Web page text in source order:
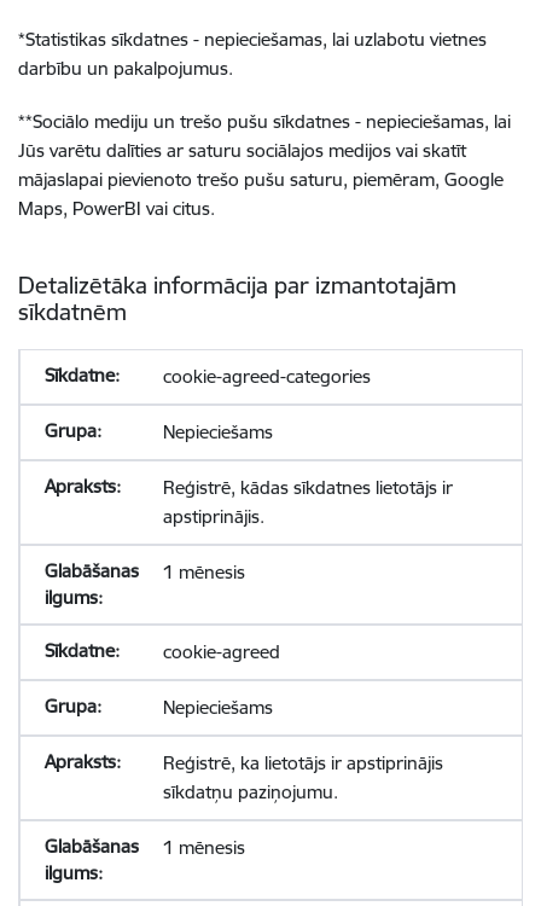
*Statistikas sīkdatnes - nepieciešamas, lai uzlabotu vietnes
darbību un pakalpojumus.
**Sociālo mediju un trešo pušu sīkdatnes - nepieciešamas, lai
Jūs varētu dalīties ar saturu sociālajos medijos vai skatīt
mājaslapai pievienoto trešo pušu saturu, piemēram, Google
Maps, PowerBI vai citus.
Detalizētāka informācija par izmantotajām
sīkdatnēm
cookie-agreed-categories
Nepieciešams
Reģistrē, kādas sīkdatnes lietotājs ir
apstiprinājis.
1 mēnesis
cookie-agreed
Nepieciešams
Reģistrē, ka lietotājs ir apstiprinājis
sīkdatņu paziņojumu.
1 mēnesis